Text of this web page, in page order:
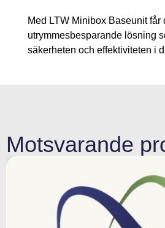
Med LTW Minibox Baseunit
utrymmesbesparande lösning
säkerheten och effektiviteten i
Motsvarande